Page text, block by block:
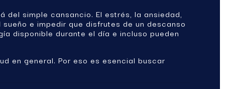
del simple cansancio. El estrés, la ansiedad,
e impedir que disfrutes de un descanso
disponible durante el día e incluso pueden
en general. Por eso es esencial buscar